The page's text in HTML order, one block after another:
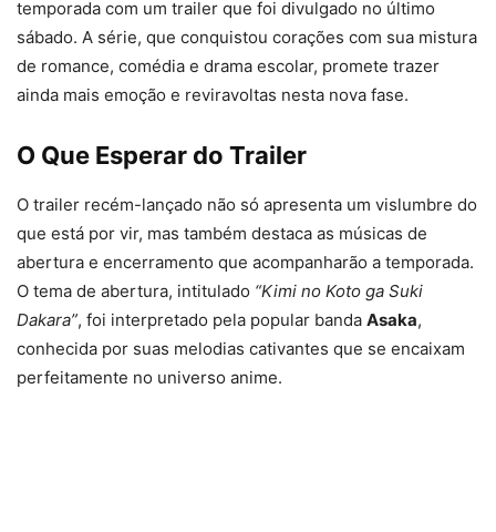
temporada com um trailer que foi divulgado no último
sábado. A série, que conquistou corações com sua mistura
de romance, comédia e drama escolar, promete trazer
ainda mais emoção e reviravoltas nesta nova fase.
O Que Esperar do Trailer
O trailer recém-lançado não só apresenta um vislumbre do
que está por vir, mas também destaca as músicas de
abertura e encerramento que acompanharão a temporada.
O tema de abertura, intitulado “Kimi no Koto ga Suki
Dakara”, foi interpretado pela popular banda Asaka,
conhecida por suas melodias cativantes que se encaixam
perfeitamente no universo anime.